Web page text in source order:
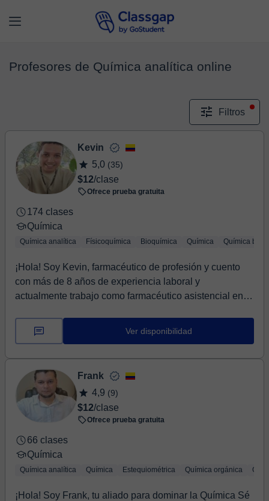
Profesores de Química analítica online
Filtros
Kevin
5,0 (35)
$12/clase
Ofrece prueba gratuita
174 clases
Química
Química analítica Físicoquímica Bioquímica Química Química
¡Hola! Soy Kevin, farmacéutico de profesión y cuento
con más de 8 años de experiencia laboral y
actualmente trabajo como farmacéutico asistencial en
Ver disponibilidad
Frank
4,9 (9)
$12/clase
Ofrece prueba gratuita
66 clases
Química
Química analítica Química Estequiométrica Química orgánica
¡Hola! Soy Frank, tu aliado para dominar la Química Sé